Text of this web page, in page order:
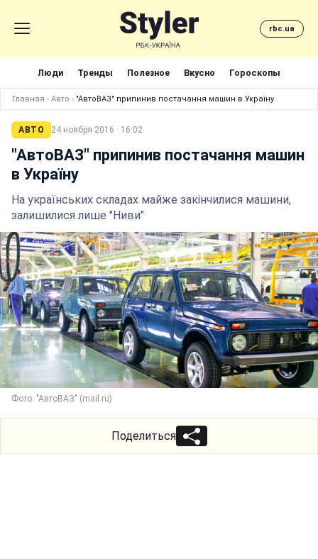
rbc.ua
Люди Тренды Полезное Вкусно Гороскопы
Главная › Авто › "АвтоВАЗ" припинив постачання машин в Україну
АВТО 24 ноября 2016 · 16:02
"АвтоВАЗ" припинив постачання машин
в Україну
На українських складах майже закінчилися машини,
залишилися лише "Ниви"
Фото: "АвтоВАЗ" (mail.ru)
Поделиться